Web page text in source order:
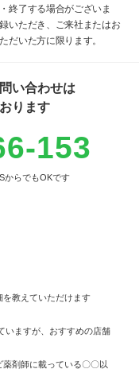
終了する場合がございま
いただき、ご来社またはお
だいた方に限ります。
い合わせは
ります
153
からでもOKです
を教えていただけます
いますが、おすすめの店舗
薬剤師に載っている〇〇以